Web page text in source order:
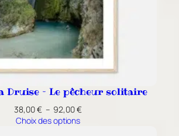
Druise – Le pêcheur solitaire
38,00€ – 92,00€Plage
Choix des options